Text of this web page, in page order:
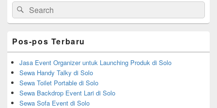
Sidebar
Widget
Area
Search
for:
Search
Pos-pos Terbaru
Jasa Event Organizer untuk Launching Produk di Solo
Sewa Handy Talky di Solo
Sewa Toilet Portable di Solo
Sewa Backdrop Event Lari di Solo
Sewa Sofa Event di Solo